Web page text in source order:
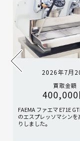
2026年7月
買取金額
400,000
FAEMA ファエマ E71E
のエスプレッソマシン
りしました。